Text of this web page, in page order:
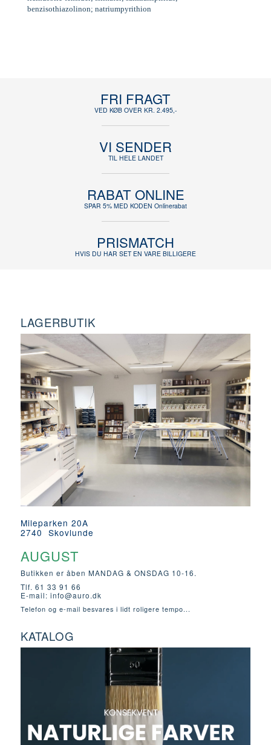
benzisothiazolinon; natriumpyrithion
FRI FRAGT
VED KØB OVER KR. 2.495,-
VI SENDER
TIL HELE LANDET
RABAT ONLINE
SPAR 5% MED KODEN Onlinerabat
PRISMATCH
HVIS DU HAR SET EN VARE BILLIGERE
LAGERBUTIK
Mileparken 20A
2740 Skovlunde
AUGUST
Butikken er åben MANDAG & ONSDAG 10-16.
Tlf. 61 33 91 66
E-mail: info@auro.dk
Telefon og e-mail besvares i lidt roligere tempo...
KATALOG